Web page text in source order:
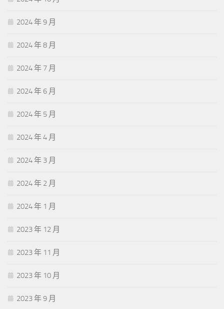
2024 年 9 月
2024 年 8 月
2024 年 7 月
2024 年 6 月
2024 年 5 月
2024 年 4 月
2024 年 3 月
2024 年 2 月
2024 年 1 月
2023 年 12 月
2023 年 11 月
2023 年 10 月
2023 年 9 月